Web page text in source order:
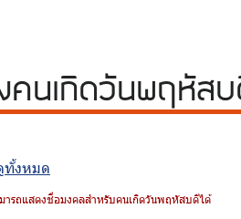
คนเกิดวันพฤหัส
ทั้งหมด
ารถแสดงชื่อมงคลสำหรับคนเกิดวันพฤหัสบดีได้